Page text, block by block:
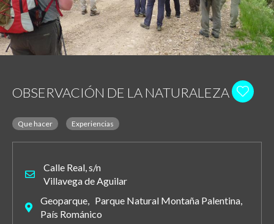
OBSERVACIÓN DE LA NATURALEZA
Que hacer Experiencias
Calle Real, s/n
Villavega de Aguilar
Geoparque, Parque Natural Montaña Palentina,
País Románico